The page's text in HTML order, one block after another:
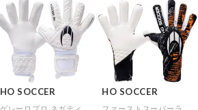
HO SOCCER HO SOCCER